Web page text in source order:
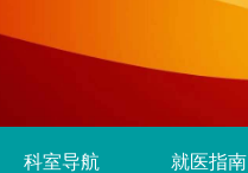
科室导航 就医指南